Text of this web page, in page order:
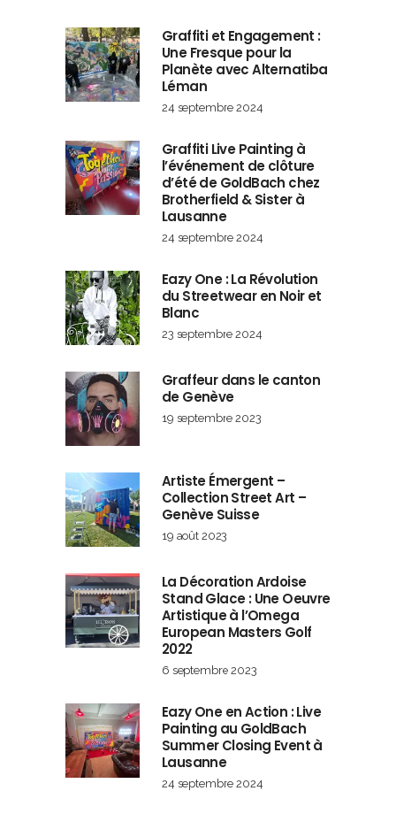
Graffiti et Engagement :
Une Fresque pour la
Planète avec Alternatiba
Léman
24 septembre 2024
Graffiti Live Painting à
l’événement de clôture
d’été de GoldBach chez
Brotherfield & Sister à
Lausanne
24 septembre 2024
Eazy One : La Révolution
du Streetwear en Noir et
Blanc
23 septembre 2024
Graffeur dans le canton
de Genève
19 septembre 2023
Artiste Émergent –
Collection Street Art –
Genève Suisse
19 août 2023
La Décoration Ardoise
Stand Glace : Une Oeuvre
Artistique à l’Omega
European Masters Golf
2022
6 septembre 2023
Eazy One en Action : Live
Painting au GoldBach
Summer Closing Event à
Lausanne
24 septembre 2024